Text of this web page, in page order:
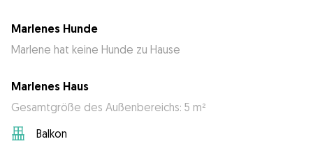
Marlenes Hunde
Marlene hat keine Hunde zu Hause
Marlenes Haus
Gesamtgröße des Außenbereichs: 5 m²
Balkon